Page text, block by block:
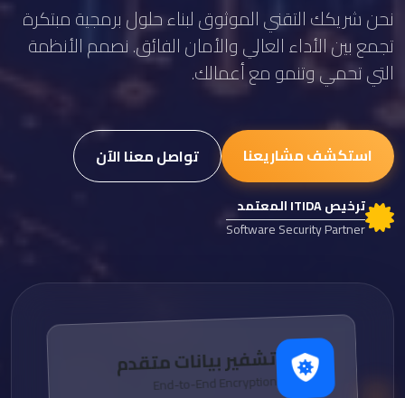
نحن شريكك التقني الموثوق لبناء حلول برمجية مبتكرة
تجمع بين الأداء العالي والأمان الفائق. نصمم الأنظمة
التي تحمي وتنمو مع أعمالك.
استكشف مشاريعنا تواصل معنا الآن
ترخيص ITIDA المعتمد
Software Security Partner
تشفير بيانات متقدم
End-to-End Encryption